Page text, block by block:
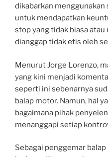
dikabarkan
untuk mendapatkan
stop yang tidak biasa
dianggap tidak etis oleh
Menurut Jorge Lorenzo,
yang kini menjadi
seperti ini sebenarnya
balap motor. Namun, hal
bagaimana pihak
menanggapi setiap
Sebagai penggemar